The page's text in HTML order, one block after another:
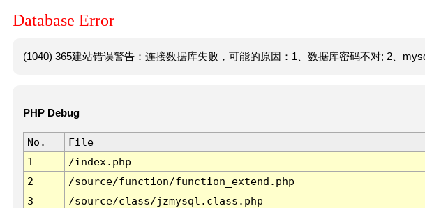
Database Error
(1040) 365建站错误警告：连接数据库失败，可能的原因：1、数据库密码不对; 2、
PHP Debug
No. File
1
/index.php
2
/source/function/function_extend.php
3
/source/class/jzmysql.class.php